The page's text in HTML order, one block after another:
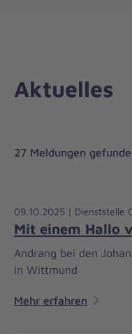
Aktuelles
27 Meldungen
09.10.2025 | Dienststelle
Mit einem Hallo
Andrang bei den
in Wittmund
Mehr erfahren